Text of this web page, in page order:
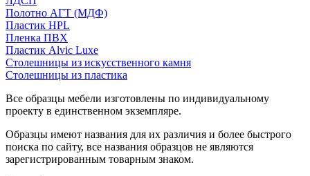
Полотно АГТ (МДФ)
Пластик HPL
Пленка ПВХ
Пластик Alvic Luxe
Столешницы из искусственного камня
Столешницы из пластика
Все образцы мебели изготовлены по индивидуальному
проекту в единственном экземпляре.
Образцы имеют названия для их различия и более быстрого
поиска по сайту, все названия образцов не являются
зарегистрированным товарным знаком.